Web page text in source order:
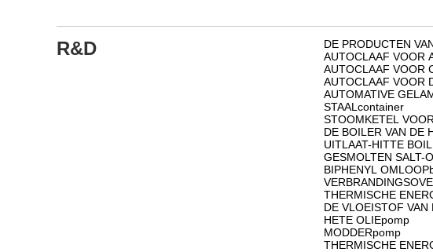
R&D
DE PRODUCTEN
AUTOCLAAF VOOR
AUTOCLAAF VOOR
AUTOCLAAF VOOR
AUTOMATIVE
STAALcontainer
STOOMKETEL
DE BOILER VAN DE
UITLAAT-HITTE
GESMOLTEN SALT-
BIPHENYL
THERMISCHE
DE VLOEISTOF
HETE OLIEpomp
MODDERpomp
THERMISCHE